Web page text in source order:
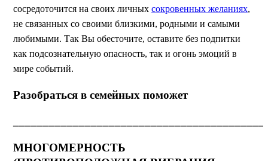
сосредоточится на своих личных сокровенных желаниях,
не связанных со своими близкими, родными и самыми
любимыми. Так Вы обесточите, оставите без подпитки
как подсознательную опасность, так и огонь эмоций в
мире событий.
Разобраться в семейных поможет
МНОГОМЕРНОСТЬ